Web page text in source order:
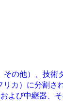
の他）、技術
カ）に分割さ
よび中継器、